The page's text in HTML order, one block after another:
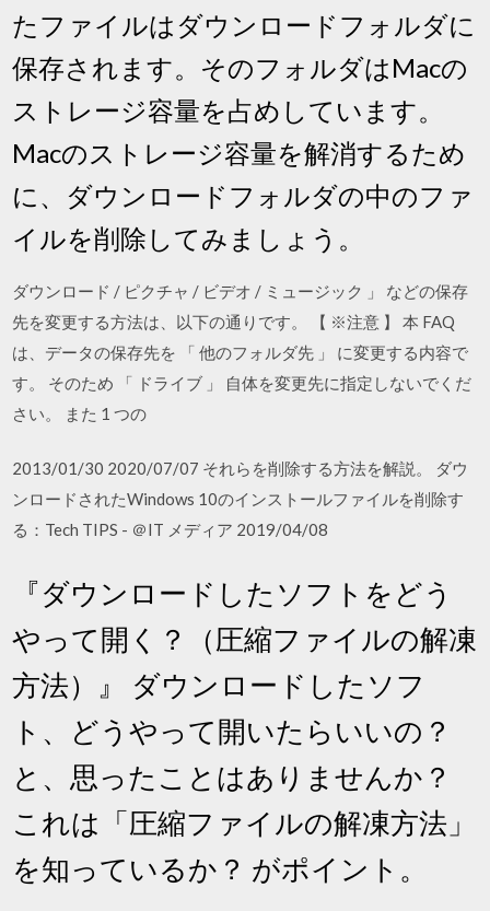
たファイルはダウンロードフォルダに
保存されます。そのフォルダはMacの
ストレージ容量を占めしています。
Macのストレージ容量を解消するため
に、ダウンロードフォルダの中のファ
イルを削除してみましょう。
ダウンロード / ピクチャ / ビデオ / ミュージック 」 などの保存
先を変更する方法は、以下の通りです。 【 ※注意 】 本 FAQ
は、データの保存先を 「 他のフォルダ先 」 に変更する内容で
す。 そのため 「 ドライブ 」 自体を変更先に指定しないでくだ
さい。 また 1 つの
2013/01/30 2020/07/07 それらを削除する方法を解説。 ダウ
ンロードされたWindows 10のインストールファイルを削除す
る：Tech TIPS - ＠IT メディア 2019/04/08
『ダウンロードしたソフトをどう
やって開く？（圧縮ファイルの解凍
方法）』 ダウンロードしたソフ
ト、どうやって開いたらいいの？
と、思ったことはありませんか？
これは「圧縮ファイルの解凍方法」
を知っているか？ がポイント。